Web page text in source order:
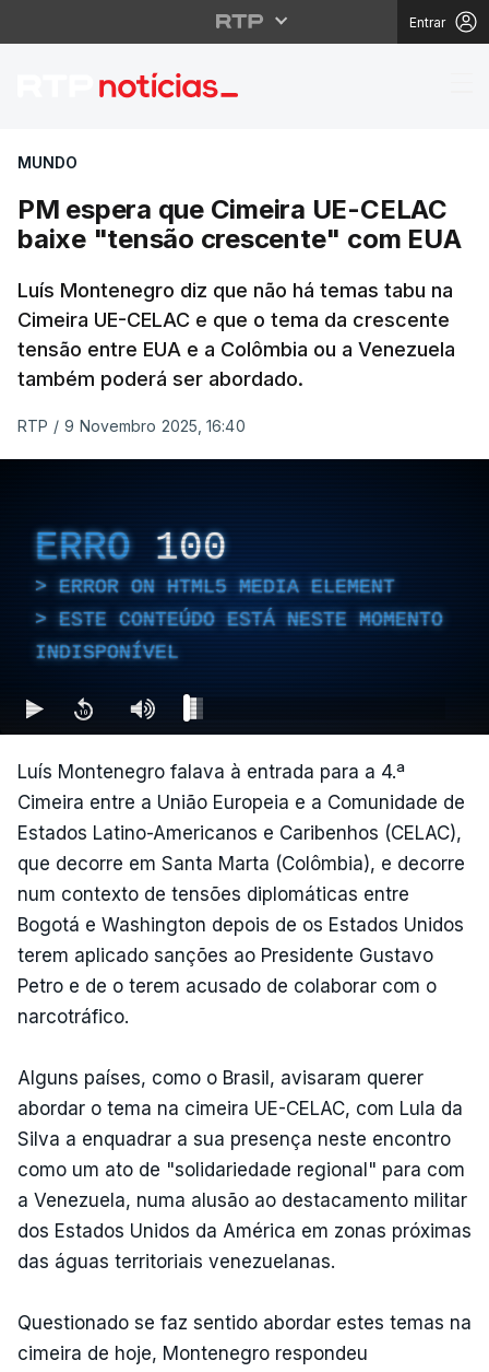
Entrar
PM espera que
MUNDO
PM espera que Cimeira UE-CELAC
baixe "tensão crescente" com EUA
Luís Montenegro diz que não há temas tabu na
Cimeira UE-CELAC e que o tema da crescente
tensão entre EUA e a Colômbia ou a Venezuela
também poderá ser abordado.
RTP / 9 Novembro 2025, 16:40
ERRO 100
ERROR ON HTML5 MEDIA ELEMENT
ESTE CONTEÚDO ESTÁ NESTE MOMENTO
INDISPONÍVEL
Luís Montenegro falava à entrada para a 4.ª
Cimeira entre a União Europeia e a Comunidade de
Estados Latino-Americanos e Caribenhos (CELAC),
que decorre em Santa Marta (Colômbia), e decorre
num contexto de tensões diplomáticas entre
Bogotá e Washington depois de os Estados Unidos
terem aplicado sanções ao Presidente Gustavo
Petro e de o terem acusado de colaborar com o
narcotráfico.
Alguns países, como o Brasil, avisaram querer
abordar o tema na cimeira UE-CELAC, com Lula da
Silva a enquadrar a sua presença neste encontro
como um ato de "solidariedade regional" para com
a Venezuela, numa alusão ao destacamento militar
dos Estados Unidos da América em zonas próximas
das águas territoriais venezuelanas.
Questionado se faz sentido abordar estes temas na
cimeira de hoje, Montenegro respondeu